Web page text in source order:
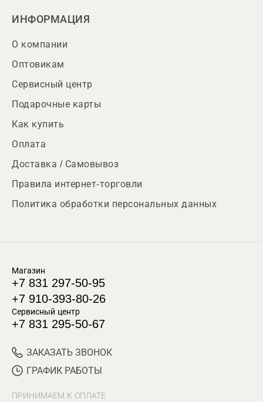
ИНФОРМАЦИЯ
О компании
Оптовикам
Сервисный центр
Подарочные карты
Как купить
Оплата
Доставка / Самовывоз
Правила интернет-торговли
Политика обработки персональных данных
Магазин
+7 831 297-50-95
+7 910-393-80-26
Сервисный центр
+7 831 295-50-67
ЗАКАЗАТЬ ЗВОНОК
ГРАФИК РАБОТЫ
ПРИНИМАЕМ К ОПЛАТЕ